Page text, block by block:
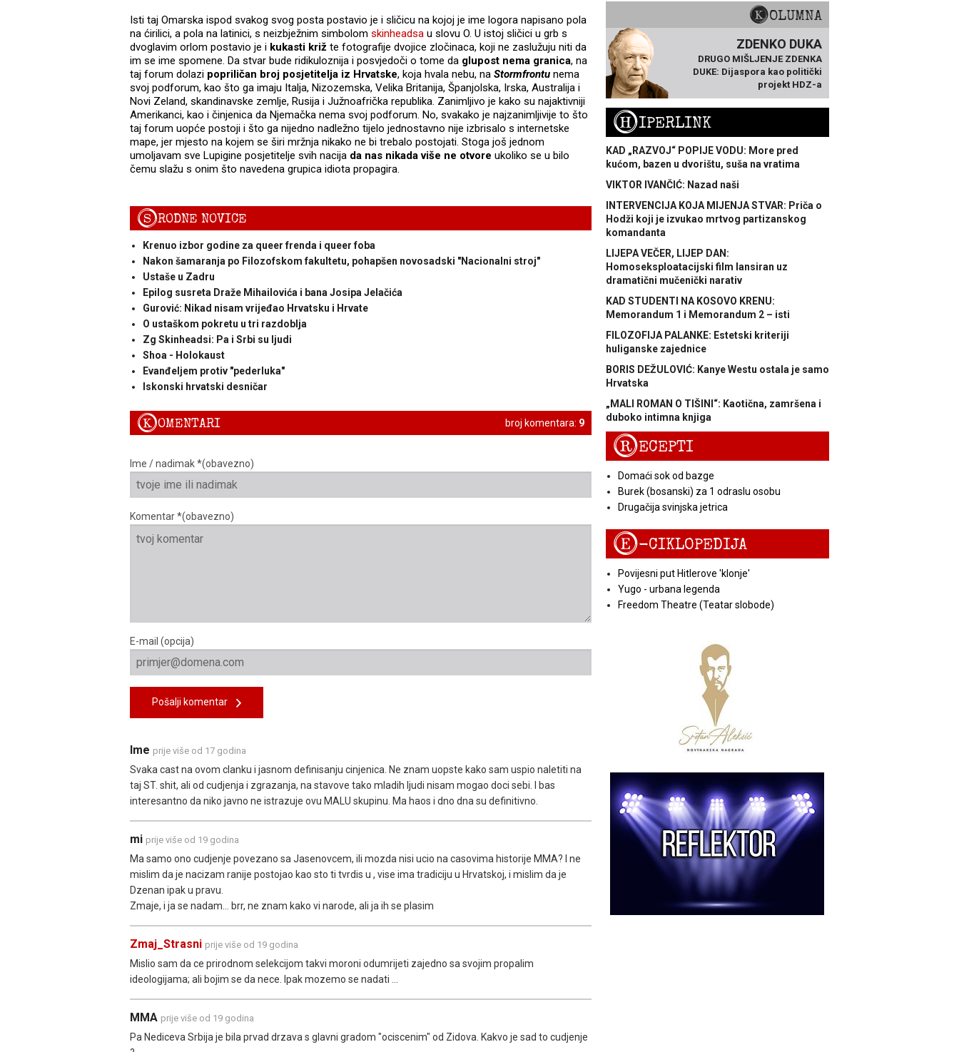
Isti taj Omarska ispod svakog svog posta postavio je i sličicu na kojoj je ime logora napisano pola
na ćirilici, a pola na latinici, s neizbježnim simbolom skinheadsa u slovu O. U istoj sličici u grb s
dvoglavim orlom postavio je i kukasti križ te fotografije dvojice zločinaca, koji ne zaslužuju niti da
im se ime spomene. Da stvar bude ridikuloznija i posvjedoči o tome da glupost nema granica, na
taj forum dolazi popriličan broj posjetitelja iz Hrvatske, koja hvala nebu, na Stormfrontu nema
svoj podforum, kao što ga imaju Italja, Nizozemska, Velika Britanija, Španjolska, Irska, Australija i
Novi Zeland, skandinavske zemlje, Rusija i Južnoafrička republika. Zanimljivo je kako su najaktivniji
Amerikanci, kao i činjenica da Njemačka nema svoj podforum. No, svakako je najzanimljivije to što
taj forum uopće postoji i što ga nijedno nadležno tijelo jednostavno nije izbrisalo s internetske
mape, jer mjesto na kojem se širi mržnja nikako ne bi trebalo postojati. Stoga još jednom
umoljavam sve Lupigine posjetitelje svih nacija da nas nikada više ne otvore ukoliko se u bilo
čemu slažu s onim što navedena grupica idiota propagira.
SRODNE NOVICE
Krenuo izbor godine za queer frenda i queer foba
Nakon šamaranja po Filozofskom fakultetu, pohapšen novosadski "Nacionalni stroj"
Ustaše u Zadru
Epilog susreta Draže Mihailovića i bana Josipa Jelačića
Gurović: Nikad nisam vrijeđao Hrvatsku i Hrvate
O ustaškom pokretu u tri razdoblja
Zg Skinheadsi: Pa i Srbi su ljudi
Shoa - Holokaust
Evanđeljem protiv "pederluka"
Iskonski hrvatski desničar
broj komentara: 9
KOMENTARI
Ime / nadimak *(obavezno)
Komentar *(obavezno)
E-mail (opcija)
Pošalji komentar
Ime prije više od 17 godina
Svaka cast na ovom clanku i jasnom definisanju cinjenica. Ne znam uopste kako sam uspio naletiti na
taj ST. shit, ali od cudjenja i zgrazanja, na stavove tako mladih ljudi nisam mogao doci sebi. I bas
interesantno da niko javno ne istrazuje ovu MALU skupinu. Ma haos i dno dna su definitivno.
mi prije više od 19 godina
Ma samo ono cudjenje povezano sa Jasenovcem, ili mozda nisi ucio na casovima historije MMA? I ne
mislim da je nacizam ranije postojao kao sto ti tvrdis u , vise ima tradiciju u Hrvatskoj, i mislim da je
Dzenan ipak u pravu.
Zmaje, i ja se nadam... brr, ne znam kako vi narode, ali ja ih se plasim
Zmaj_Strasni prije više od 19 godina
Mislio sam da ce prirodnom selekcijom takvi moroni odumrijeti zajedno sa svojim propalim
ideologijama; ali bojim se da nece. Ipak mozemo se nadati ...
MMA prije više od 19 godina
Pa Nediceva Srbija je bila prvad drzava s glavni gradom "ociscenim" od Zidova. Kakvo je sad to cudjenje
KOLUMNA
ZDENKO DUKA
DRUGO MIŠLJENJE ZDENKA
DUKE: Dijaspora kao politički
projekt HDZ-a
HIPERLINK
KAD „RAZVOJ“ POPIJE VODU: More pred
kućom, bazen u dvorištu, suša na vratima
VIKTOR IVANČIĆ: Nazad naši
INTERVENCIJA KOJA MIJENJA STVAR: Priča o
Hodži koji je izvukao mrtvog partizanskog
komandanta
LIJEPA VEČER, LIJEP DAN:
Homoseksploatacijski film lansiran uz
dramatični mučenički narativ
KAD STUDENTI NA KOSOVO KRENU:
Memorandum 1 i Memorandum 2 – isti
FILOZOFIJA PALANKE: Estetski kriteriji
huliganske zajednice
BORIS DEŽULOVIĆ: Kanye Westu ostala je samo
Hrvatska
„MALI ROMAN O TIŠINI“: Kaotična, zamršena i
duboko intimna knjiga
RECEPTI
Domaći sok od bazge
Burek (bosanski) za 1 odraslu osobu
Drugačija svinjska jetrica
E-CIKLOPEDIJA
Povijesni put Hitlerove 'klonje'
Yugo - urbana legenda
Freedom Theatre (Teatar slobode)